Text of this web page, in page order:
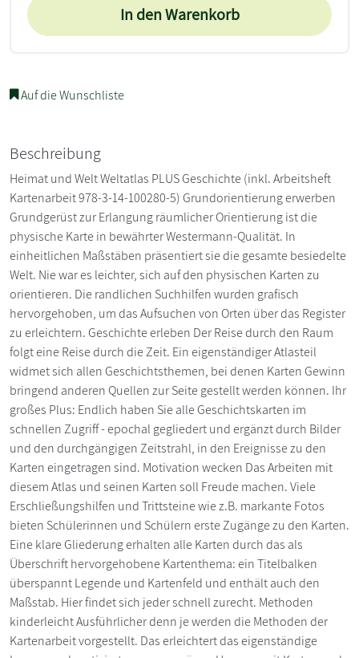
In den Warenkorb
Auf die Wunschliste
Beschreibung
Heimat und Welt Weltatlas PLUS Geschichte (inkl. Arbeitsheft
Kartenarbeit 978-3-14-100280-5) Grundorientierung erwerben
Grundgerüst zur Erlangung räumlicher Orientierung ist die
physische Karte in bewährter Westermann-Qualität. In
einheitlichen Maßstäben präsentiert sie die gesamte besiedelte
Welt. Nie war es leichter, sich auf den physischen Karten zu
orientieren. Die randlichen Suchhilfen wurden grafisch
hervorgehoben, um das Aufsuchen von Orten über das Register
zu erleichtern. Geschichte erleben Der Reise durch den Raum
folgt eine Reise durch die Zeit. Ein eigenständiger Atlasteil
widmet sich allen Geschichtsthemen, bei denen Karten Gewinn
bringend anderen Quellen zur Seite gestellt werden können. Ihr
großes Plus: Endlich haben Sie alle Geschichtskarten im
schnellen Zugriff - epochal gegliedert und ergänzt durch Bilder
und den durchgängigen Zeitstrahl, in den Ereignisse zu den
Karten eingetragen sind. Motivation wecken Das Arbeiten mit
diesem Atlas und seinen Karten soll Freude machen. Viele
Erschließungshilfen und Trittsteine wie z.B. markante Fotos
bieten Schülerinnen und Schülern erste Zugänge zu den Karten.
Eine klare Gliederung erhalten alle Karten durch das als
Überschrift hervorgehobene Kartenthema: ein Titelbalken
überspannt Legende und Kartenfeld und enthält auch den
Maßstab. Hier findet sich jeder schnell zurecht. Methoden
kinderleicht Ausführlicher denn je werden die Methoden der
Kartenarbeit vorgestellt. Das erleichtert das eigenständige